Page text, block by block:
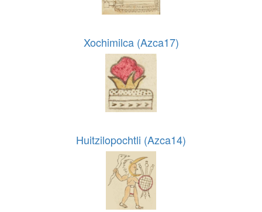
Xochimilca (Azca17)
Huitzilopochtli (Azca14)